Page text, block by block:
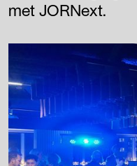
met JORNext.